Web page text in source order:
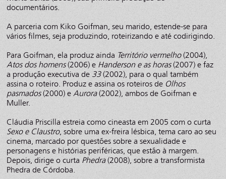
documentários.
A parceria com Kiko Goifman, seu marido, estende-se para
vários filmes, seja produzindo, roteirizando e até codirigindo.
Para Goifman, ela produz ainda Território vermelho(2004),
Atos dos homens(2006) e Handerson e as horas(2007) e faz
a produção executiva de 33(2002), para o qual também
assina o roteiro. Produz e assina os roteiros de Olhos
pasmados(2000) eAurora(2002), ambos de Goifman e
Muller.
Cláudia Priscilla estreia como cineasta em 2005 com o curta
Sexo e Claustro, sobre uma ex-freira lésbica, tema caro ao seu
cinema, marcado por questões sobre a sexualidade e
personagens e histórias periféricas, que estão à margem.
Depois, dirige o curta Phedra(2008), sobre a transformista
Phedra de Córdoba.